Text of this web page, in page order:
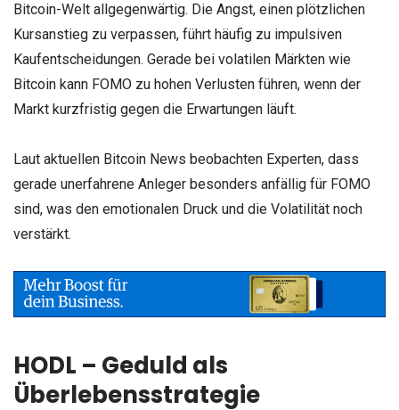
Bitcoin-Welt allgegenwärtig. Die Angst, einen plötzlichen
Kursanstieg zu verpassen, führt häufig zu impulsiven
Kaufentscheidungen. Gerade bei volatilen Märkten wie
Bitcoin kann FOMO zu hohen Verlusten führen, wenn der
Markt kurzfristig gegen die Erwartungen läuft.
Laut aktuellen Bitcoin News beobachten Experten, dass
gerade unerfahrene Anleger besonders anfällig für FOMO
sind, was den emotionalen Druck und die Volatilität noch
verstärkt.
HODL – Geduld als
Überlebensstrategie